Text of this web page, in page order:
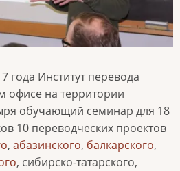
года Институт перевода
офисе на территории
обучающий семинар для 18
10 переводческих проектов
, абазинского, балкарского,
, сибирско-татарского,